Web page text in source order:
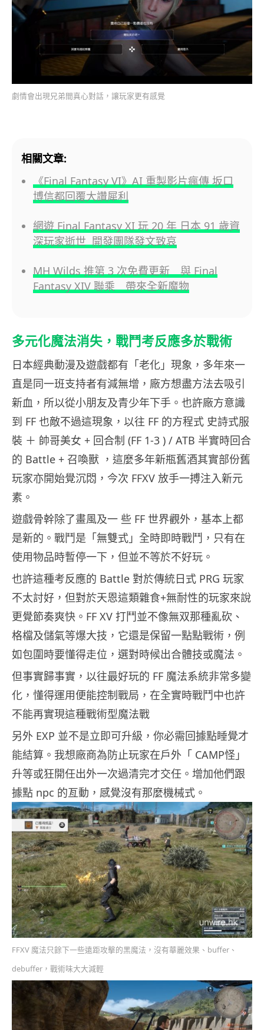
劇情會出現兄弟間真心對話，讓玩家更有感覺
相關文章:
《Final Fantasy VI》AI 重製影片瘋傳 坂口
博信都回覆大讚犀利
網遊 Final Fantasy XI 玩 20 年 日本 91 歲資
深玩家逝世 開發團隊發文致哀
MH Wilds 推第 3 次免費更新 與 Final
Fantasy XIV 聯乘 帶來全新魔物
多元化魔法消失，戰鬥考反應多於戰術
日本經典動漫及遊戲都有「老化」現象，多年來一
直是同一班支持者有減無增，廠方想盡方法去吸引
新血，所以從小朋友及青少年下手。也許廠方意識
到 FF 也敵不過這現象，以往 FF 的方程式 史詩式服
裝 ＋ 帥哥美女 + 回合制 (FF 1-3 ) / ATB 半實時回合
的 Battle + 召喚獸 ，這麼多年新瓶舊酒其實部份舊
玩家亦開始覺沉悶，今次 FFXV 放手一搏注入新元
素。
遊戲骨幹除了畫風及一 些 FF 世界觀外，基本上都
是新的。戰鬥是「無雙式」全時即時戰鬥，只有在
使用物品時暫停一下，但並不等於不好玩。
也許這種考反應的 Battle 對於傳統日式 PRG 玩家
不太討好，但對於天恩這類雜食+無耐性的玩家來說
更覺節奏爽快。FF XV 打鬥並不像無双那種亂砍、
格檔及儲氣等爆大技，它還是保留一點點戰術，例
如包圍時要懂得走位，選對時候出合體技或魔法。
但事實歸事實，以往最好玩的 FF 魔法系統非常多變
化，懂得運用便能控制戰局，在全實時戰鬥中也許
不能再實現這種戰術型魔法戰
另外 EXP 並不是立即可升級，你必需回據點睡覺才
能結算。我想廠商為防止玩家在戶外「 CAMP怪」
升等或狂開任出外一次過清完才交任。增加他們跟
據點 npc 的亙動，感覺沒有那麼機械式。
FFXV 魔法只餘下一些遠距攻擊的黑魔法，沒有華麗效果、buffer、
debuffer，戰術味大大減輕